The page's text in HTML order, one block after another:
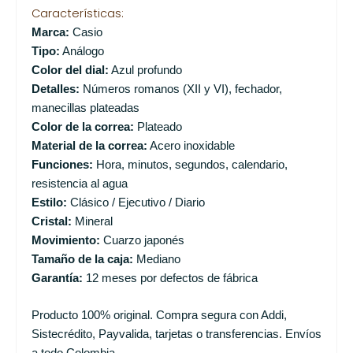
Características:
Marca: Casio
Tipo: Análogo
Color del dial: Azul profundo
Detalles: Números romanos (XII y VI), fechador,
manecillas plateadas
Color de la correa: Plateado
Material de la correa: Acero inoxidable
Funciones: Hora, minutos, segundos, calendario,
resistencia al agua
Estilo: Clásico / Ejecutivo / Diario
Cristal: Mineral
Movimiento: Cuarzo japonés
Tamaño de la caja: Mediano
Garantía: 12 meses por defectos de fábrica
Producto 100% original. Compra segura con Addi,
Sistecrédito, Payvalida, tarjetas o transferencias. Envíos